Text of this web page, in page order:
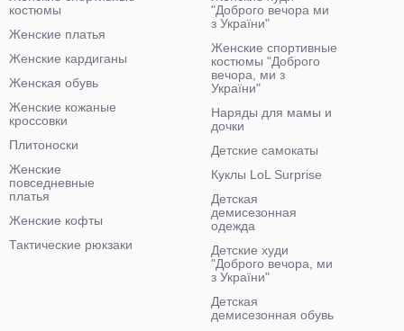
костюмы
Женские платья
Женские кардиганы
Женская обувь
Женские кожаные
кроссовки
Плитоноски
Женские
повседневные
платья
Женские кофты
Тактические рюкзаки
"Доброго вечора ми
з України"
Женские спортивные
костюмы "Доброго
вечора, ми з
України"
Наряды для мамы и
дочки
Детские самокаты
Куклы LoL Surprise
Детская
демисезонная
одежда
Детские худи
"Доброго вечора, ми
з України"
Детская
демисезонная обувь